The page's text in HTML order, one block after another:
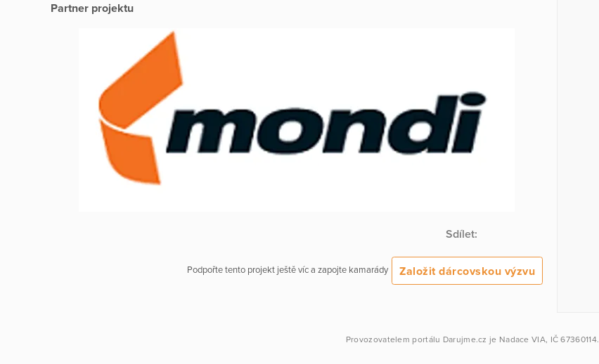
Partner projektu
Sdílet:
Podpořte tento projekt ještě víc a zapojte kamarády Založit dárcovskou výzvu
Provozovatelem portálu Darujme.cz je Nadace VIA, IČ 67360114.